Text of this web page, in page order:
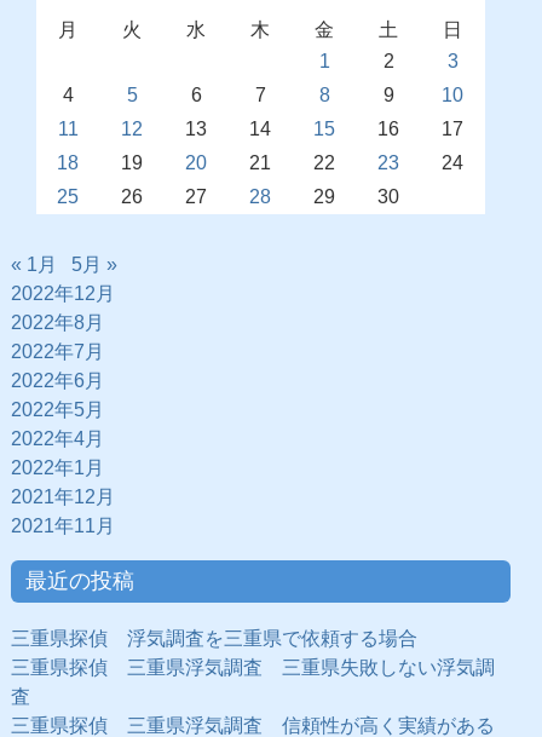
月
火 水 木 金 土
日
1
2
3
4
5 6 7 8 9
10
11
12 13 14 15 16
17
18
19 20 21 22 23
24
25
26 27 28 29 30
« 1月
5月 »
2022年12月
2022年8月
2022年7月
2022年6月
2022年5月
2022年4月
2022年1月
2021年12月
2021年11月
最近の投稿
三重県探偵 浮気調査を三重県で依頼する場合
三重県探偵 三重県浮気調査 三重県失敗しない浮気調
査
三重県探偵 三重県浮気調査 信頼性が高く実績がある